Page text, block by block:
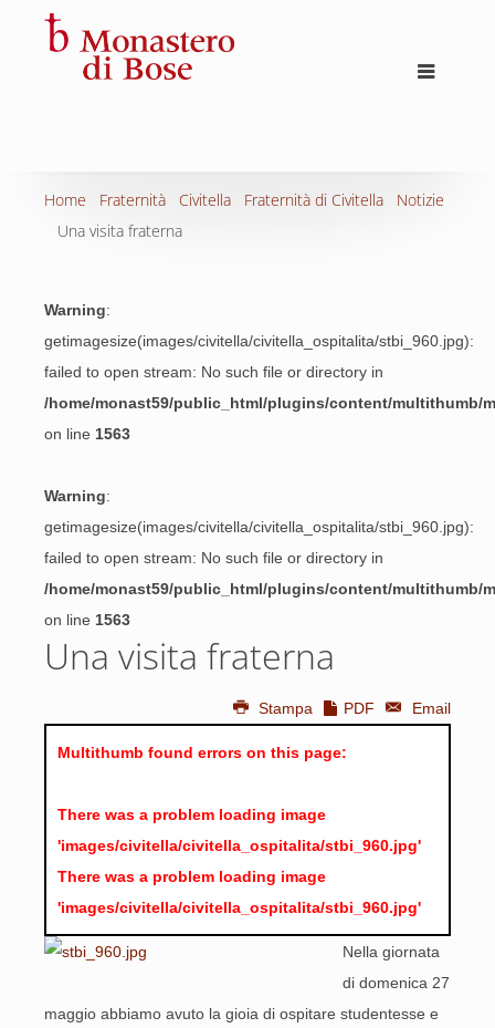
Home Fraternità Civitella Fraternità di Civitella
Notizie
Una visita fraterna
Warning:
getimagesize(images/civitella/civitella_ospitalita/stbi_960.jpg):
failed to open stream: No such file or directory in
/home/monast59/public_html/plugins/content/multithumb/
on line 1563
Warning:
getimagesize(images/civitella/civitella_ospitalita/stbi_960.jpg):
failed to open stream: No such file or directory in
/home/monast59/public_html/plugins/content/multithumb/
on line 1563
Una visita fraterna
Stampa PDF Email
Multithumb found errors on this page:
There was a problem loading image
'images/civitella/civitella_ospitalita/stbi_960.jpg'
There was a problem loading image
'images/civitella/civitella_ospitalita/stbi_960.jpg'
Nella giornata
di domenica 27
maggio abbiamo avuto la gioia di ospitare studentesse e